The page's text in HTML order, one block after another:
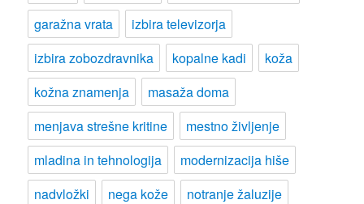
garažna vrata
izbira televizorja
izbira zobozdravnika
kopalne kadi
koža
kožna znamenja
masaža doma
menjava strešne kritine
mestno življenje
mladina in tehnologija
modernizacija hiše
nadvložki
nega kože
notranje žaluzije